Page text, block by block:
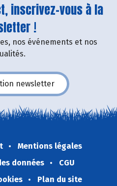
inscrivez-vous à la
!
nos événements et nos
newsletter
Mentions légales
données
CGU
Plan du site